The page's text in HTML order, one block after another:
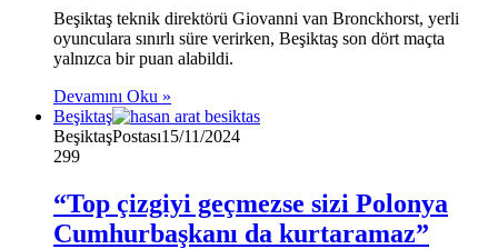
Beşiktaş teknik direktörü Giovanni van Bronckhorst, yerli
oyunculara sınırlı süre verirken, Beşiktaş son dört maçta
yalnızca bir puan alabildi.
Devamını Oku »
Beşiktaş
BeşiktaşPostası15/11/2024
299
“Top çizgiyi geçmezse sizi Polonya
Cumhurbaşkanı da kurtaramaz”